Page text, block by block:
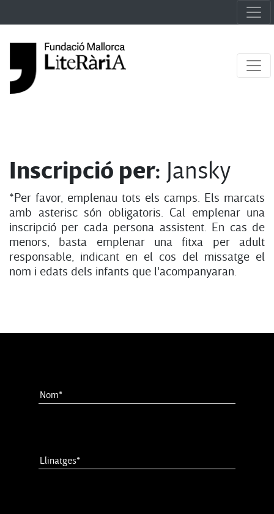
Inscripció per: Jansky
*Per favor, emplenau tots els camps. Els marcats
amb asterisc són obligatoris. Cal emplenar una
inscripció per cada persona assistent. En cas de
menors, basta emplenar una fitxa per adult
responsable, indicant en el cos del missatge el
nom i edats dels infants que l'acompanyaran.